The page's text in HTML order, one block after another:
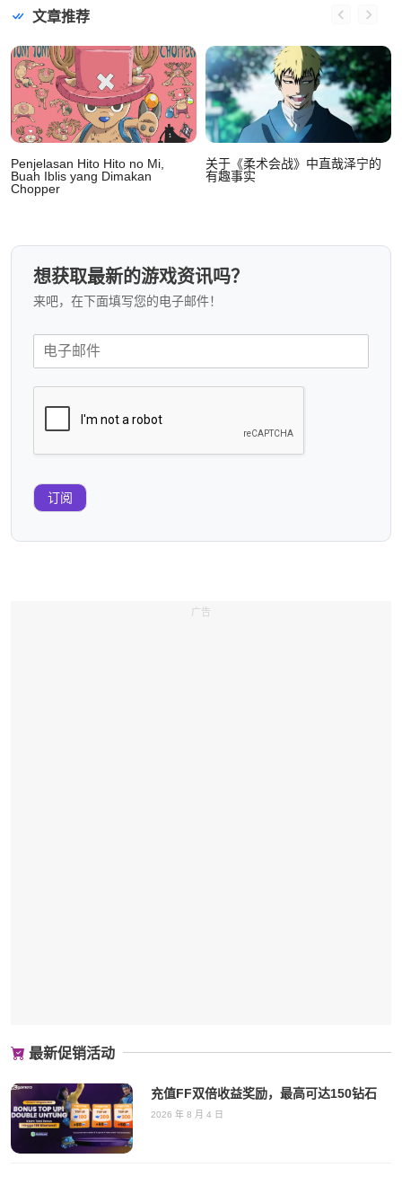
文章推荐
Penjelasan Hito Hito no Mi,
Buah Iblis yang Dimakan
Chopper
关于《柔术会战》中直哉泽宁的
有趣事实
想获取最新的游戏资讯吗？
来吧，在下面填写您的电子邮件！
订阅
广告
最新促销活动
充值FF双倍收益奖励，最高可达150钻石
2026 年 8 月 4 日